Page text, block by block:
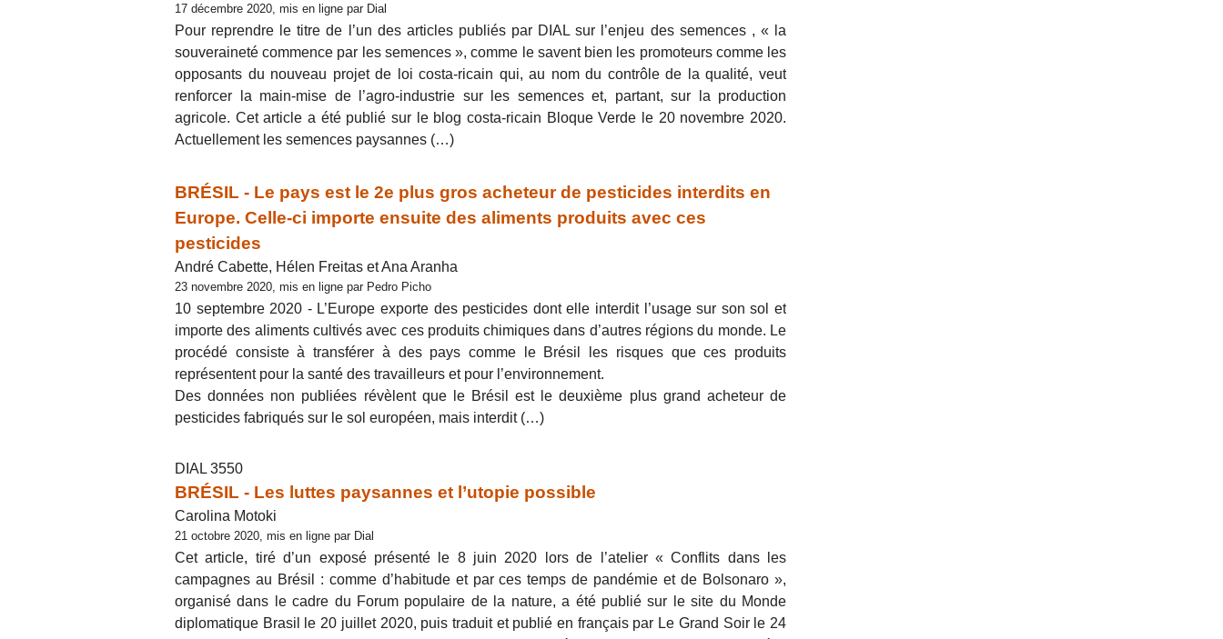
17 décembre 2020, mis en ligne par Dial
Pour reprendre le titre de l’un des articles publiés par DIAL sur l’enjeu des semences , « la
souveraineté commence par les semences », comme le savent bien les promoteurs comme les
opposants du nouveau projet de loi costa-ricain qui, au nom du contrôle de la qualité, veut
renforcer la main-mise de l’agro-industrie sur les semences et, partant, sur la production
agricole. Cet article a été publié sur le blog costa-ricain Bloque Verde le 20 novembre 2020.
Actuellement les semences paysannes (…)
BRÉSIL - Le pays est le 2e plus gros acheteur de pesticides interdits en
Europe. Celle-ci importe ensuite des aliments produits avec ces
pesticides
André Cabette, Hélen Freitas et Ana Aranha
23 novembre 2020, mis en ligne par Pedro Picho
10 septembre 2020 - L’Europe exporte des pesticides dont elle interdit l’usage sur son sol et
importe des aliments cultivés avec ces produits chimiques dans d’autres régions du monde. Le
procédé consiste à transférer à des pays comme le Brésil les risques que ces produits
représentent pour la santé des travailleurs et pour l’environnement.
Des données non publiées révèlent que le Brésil est le deuxième plus grand acheteur de
pesticides fabriqués sur le sol européen, mais interdit (…)
DIAL 3550
BRÉSIL - Les luttes paysannes et l’utopie possible
Carolina Motoki
21 octobre 2020, mis en ligne par Dial
Cet article, tiré d’un exposé présenté le 8 juin 2020 lors de l’atelier « Conflits dans les
campagnes au Brésil : comme d’habitude et par ces temps de pandémie et de Bolsonaro »,
organisé dans le cadre du Forum populaire de la nature, a été publié sur le site du Monde
diplomatique Brasil le 20 juillet 2020, puis traduit et publié en français par Le Grand Soir le 24